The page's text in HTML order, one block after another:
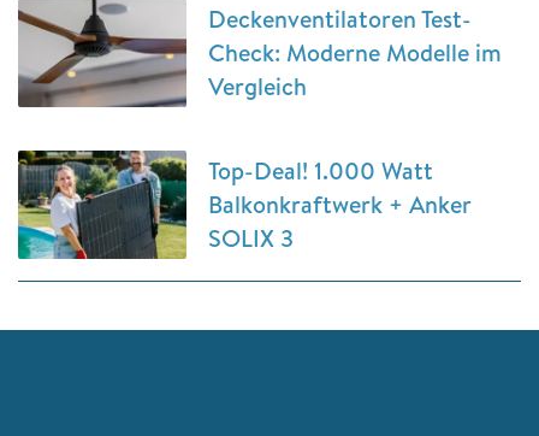
Deckenventilatoren Test-
Check: Moderne Modelle im
Vergleich
Top-Deal! 1.000 Watt
Balkonkraftwerk + Anker
SOLIX 3